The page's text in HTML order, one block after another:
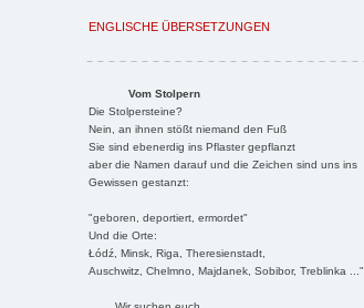
ENGLISCHE ÜBERSETZUNGEN
Vom Stolpern
Die Stolpersteine?
Nein, an ihnen stößt niemand den Fuß
Sie sind ebenerdig ins Pflaster gepflanzt
aber die Namen darauf und die Zeichen sind uns ins
Gewissen gestanzt:
"geboren, deportiert, ermordet"
Und die Orte:
Łódź, Minsk, Riga, Theresienstadt,
Auschwitz, Chelmno, Majdanek, Sobibor, Treblinka ..."